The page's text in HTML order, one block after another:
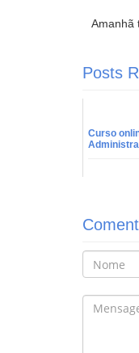
Amanhã
Posts
Curso